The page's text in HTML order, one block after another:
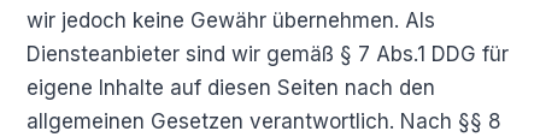
wir jedoch keine Gewähr übernehmen. Als
Diensteanbieter sind wir gemäß § 7 Abs.1 DDG für
eigene Inhalte auf diesen Seiten nach den
allgemeinen Gesetzen verantwortlich. Nach §§ 8